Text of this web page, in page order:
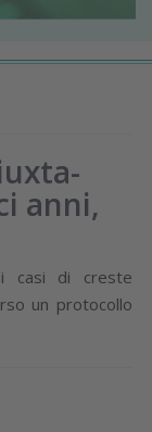
anni,
casi di creste
un protocollo